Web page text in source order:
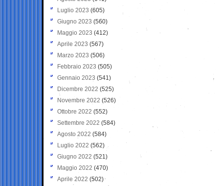
Luglio 2023 (605)
Giugno 2023 (560)
Maggio 2023 (412)
Aprile 2023 (567)
Marzo 2023 (506)
Febbraio 2023 (505)
Gennaio 2023 (541)
Dicembre 2022 (525)
Novembre 2022 (526)
Ottobre 2022 (552)
Settembre 2022 (584)
Agosto 2022 (584)
Luglio 2022 (562)
Giugno 2022 (521)
Maggio 2022 (470)
Aprile 2022 (502)